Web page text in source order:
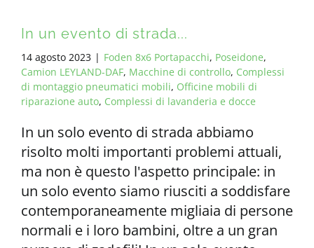
In un evento di strada...
14 agosto 2023 | Foden 8x6 Portapacchi, Poseidone,
Camion LEYLAND-DAF, Macchine di controllo, Complessi
di montaggio pneumatici mobili, Officine mobili di
riparazione auto, Complessi di lavanderia e docce
In un solo evento di strada abbiamo
risolto molti importanti problemi attuali,
ma non è questo l'aspetto principale: in
un solo evento siamo riusciti a soddisfare
contemporaneamente migliaia di persone
normali e i loro bambini, oltre a un gran